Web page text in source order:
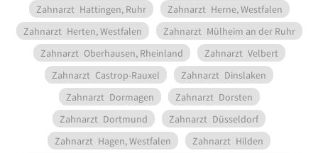
Zahnarzt Hattingen, Ruhr Zahnarzt Herne, Westfalen
Zahnarzt Herten, Westfalen Zahnarzt Mülheim an der Ruhr
Zahnarzt Oberhausen, Rheinland Zahnarzt Velbert
Zahnarzt Castrop-Rauxel Zahnarzt Dinslaken
Zahnarzt Dormagen Zahnarzt Dorsten
Zahnarzt Dortmund Zahnarzt Düsseldorf
Zahnarzt Hagen, Westfalen Zahnarzt Hilden